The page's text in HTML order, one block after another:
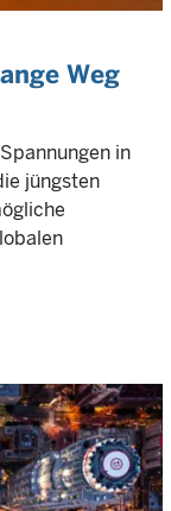
Weg
in
jüngsten